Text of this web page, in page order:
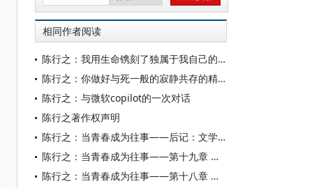
相同作者阅读
陈行之：我用生命镌刻了独属于我自己的碑文
陈行之：你做好与死一般的寂静共存的精神准备了吗？
陈行之：与微软copilot的一次对话
陈行之著作权声明
陈行之：当青春成为往事——后记：文学应当有一条哲学的通道
陈行之：当青春成为往事——第十九章 黄河照样流
陈行之：当青春成为往事——第十八章 祭诔